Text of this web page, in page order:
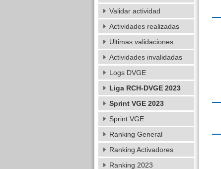
Validar actividad
Actividades realizadas
Ultimas validaciones
Actividades invalidadas
Logs DVGE
Liga RCH-DVGE 2023
Sprint VGE 2023
Sprint VGE
Ranking General
Ranking Activadores
Ranking 2023